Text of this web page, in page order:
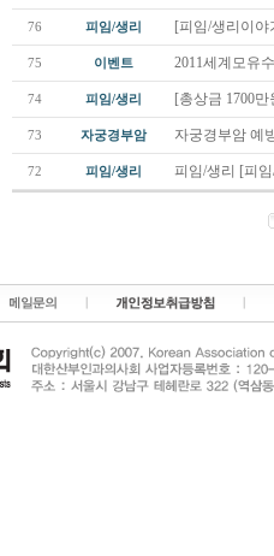
76 피임/생리 [피임/생리이
75 이벤트 2011세계모유
74 피임/생리 [총상금 1700
73 자궁경부암 자궁경부암 예
72 피임/생리 피임/생리 [피